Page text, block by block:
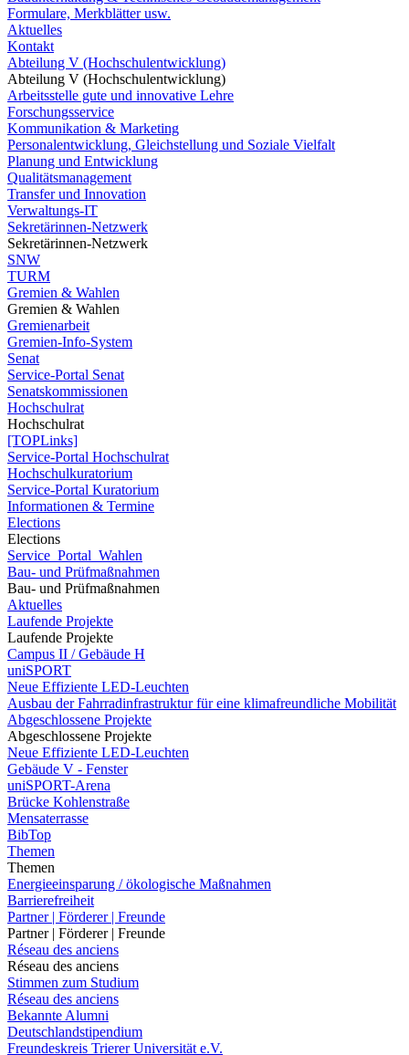
Formulare, Merkblätter usw.
Aktuelles
Kontakt
Abteilung V (Hochschulentwicklung)
Abteilung V (Hochschulentwicklung)
Arbeitsstelle gute und innovative Lehre
Forschungsservice
Kommunikation & Marketing
Personalentwicklung, Gleichstellung und Soziale Vielfalt
Planung und Entwicklung
Qualitätsmanagement
Transfer und Innovation
Verwaltungs-IT
Sekretärinnen-Netzwerk
Sekretärinnen-Netzwerk
SNW
TURM
Gremien & Wahlen
Gremien & Wahlen
Gremienarbeit
Gremien-Info-System
Senat
Service-Portal Senat
Senatskommissionen
Hochschulrat
Hochschulrat
[TOPLinks]
Service-Portal Hochschulrat
Hochschulkuratorium
Service-Portal Kuratorium
Informationen & Termine
Elections
Elections
Service_Portal_Wahlen
Bau- und Prüfmaßnahmen
Bau- und Prüfmaßnahmen
Aktuelles
Laufende Projekte
Laufende Projekte
Campus II / Gebäude H
uniSPORT
Neue Effiziente LED-Leuchten
Ausbau der Fahrradinfrastruktur für eine klimafreundliche Mobilität
Abgeschlossene Projekte
Abgeschlossene Projekte
Neue Effiziente LED-Leuchten
Gebäude V - Fenster
uniSPORT-Arena
Brücke Kohlenstraße
Mensaterrasse
BibTop
Themen
Themen
Energieeinsparung / ökologische Maßnahmen
Barrierefreiheit
Partner | Förderer | Freunde
Partner | Förderer | Freunde
Réseau des anciens
Réseau des anciens
Stimmen zum Studium
Réseau des anciens
Bekannte Alumni
Deutschlandstipendium
Freundeskreis Trierer Universität e.V.